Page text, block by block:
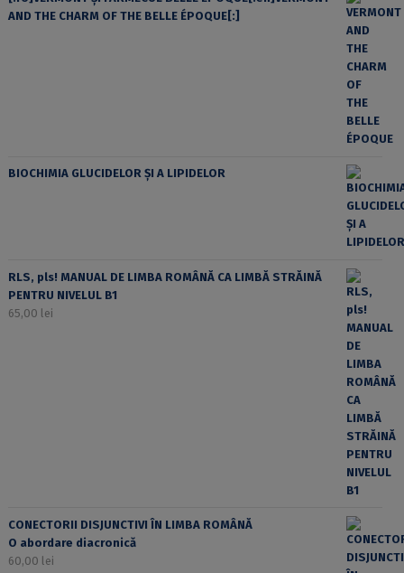
AND THE CHARM OF THE BELLE ÉPOQUE[:]
BIOCHIMIA GLUCIDELOR ȘI A LIPIDELOR
RLS, pls! MANUAL DE LIMBA ROMÂNĂ CA LIMBĂ STRĂINĂ
PENTRU NIVELUL B1
65,00 lei
CONECTORII DISJUNCTIVI ÎN LIMBA ROMÂNĂ
O abordare diacronică
60,00 lei